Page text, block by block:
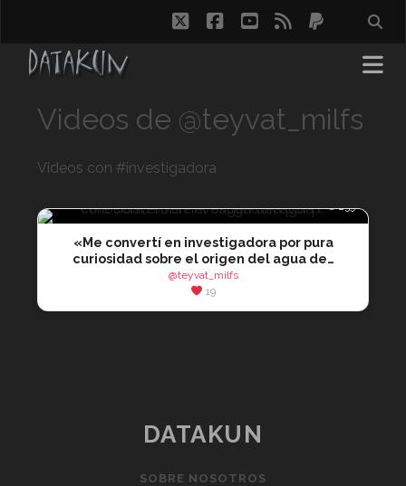
twitterfacebook
youtube
rss paypal
Videos de @teyvat_milfs
Videos con #investigadora
👁 259
«Me convertí en investigadora por pura
curiosidad sobre el origen del agua de…
@teyvat_milfs
19
DATAKUN
SOBRE NOSOTROS